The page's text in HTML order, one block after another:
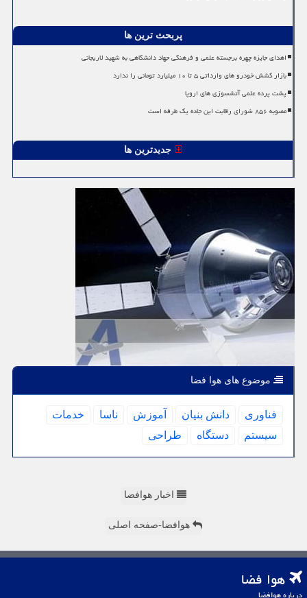
پربحث ترین ها
اهدای جایزه چهره برجسته علمی و فرهنگی جهاد دانشگاهی به شهید لاریجانی
بازار کشش خودرو های وارداتی ۵ تا ۱۰ میلیارد تومانی را ندارد
پشت پرده علمی آتشسوزی های اروپا
مصوبه ۸۵۶ شورای رقابت این جاده یک طرفه است
جدیدترین ها
موضوع های هوا فضا
فناوری دانش بنیان آموزش ناسا
خدمات
سیستم
دستگاه طراحی
اخبار هوافضا
هوافضا-صفحه اصلی
هوا فضا